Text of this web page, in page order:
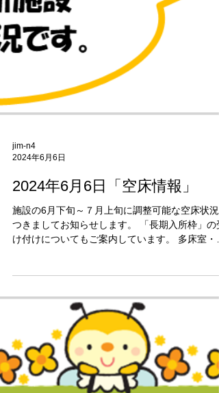
jim-n4
2024年6月6日「空床情報」
施設の6月下旬～７月上旬に調整可能な空床状況
つきましてお知らせします。 「長期入所枠」の
け付けについてもご案内しています。 多床室・
性女性 各１名が長期入所枠として相談可能です